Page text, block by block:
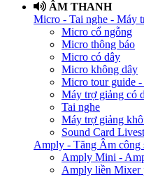
ÂM THANH
Micro - Tai nghe - Máy
Micro cổ ngỗng
Micro thông báo
Micro có dây
Micro không dây
Micro tour guide -
Máy trợ giảng có
Tai nghe
Máy trợ giảng
Sound Card
Amply - Tăng Âm công
Amply Mini -
Amply liền Mixer